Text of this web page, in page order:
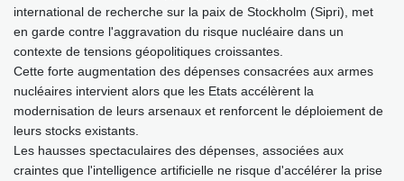
international de recherche sur la paix de Stockholm (Sipri), met
en garde contre l'aggravation du risque nucléaire dans un
contexte de tensions géopolitiques croissantes.
Cette forte augmentation des dépenses consacrées aux armes
nucléaires intervient alors que les Etats accélèrent la
modernisation de leurs arsenaux et renforcent le déploiement de
leurs stocks existants.
Les hausses spectaculaires des dépenses, associées aux
craintes que l'intelligence artificielle ne risque d'accélérer la prise